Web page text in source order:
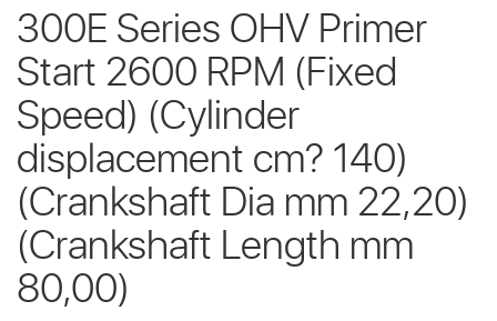
300E Series OHV Primer
Start 2600 RPM (Fixed
Speed) (Cylinder
displacement cm? 140)
(Crankshaft Dia mm 22,20)
(Crankshaft Length mm
80,00)